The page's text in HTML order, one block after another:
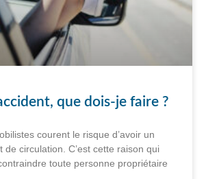
que dois-je faire ?
courent le risque d’avoir un
de circulation. C’est cette raison qui
toute personne propriétaire